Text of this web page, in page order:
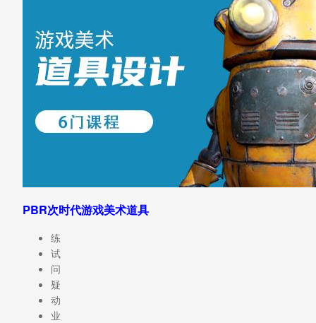
PBR次时代游戏美术道具
练
试
问
疑
动
业